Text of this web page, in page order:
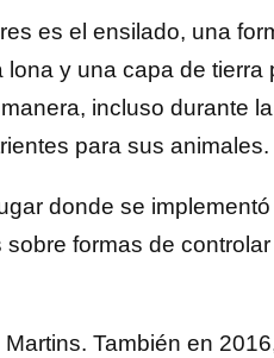
es el ensilado, una
y una capa de
incluso durante
para sus animales.
donde se
formas de
También en